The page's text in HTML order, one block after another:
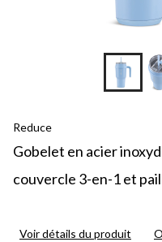
Reduce
Gobelet en acier
couvercle 3-en-1 et
Voir détails du produit